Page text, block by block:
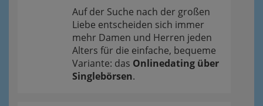
Auf der Suche nach der großen
Liebe entscheiden sich immer
mehr Damen und Herren jeden
Alters für die einfache, bequeme
Variante: das Onlinedating über
Singlebörsen.